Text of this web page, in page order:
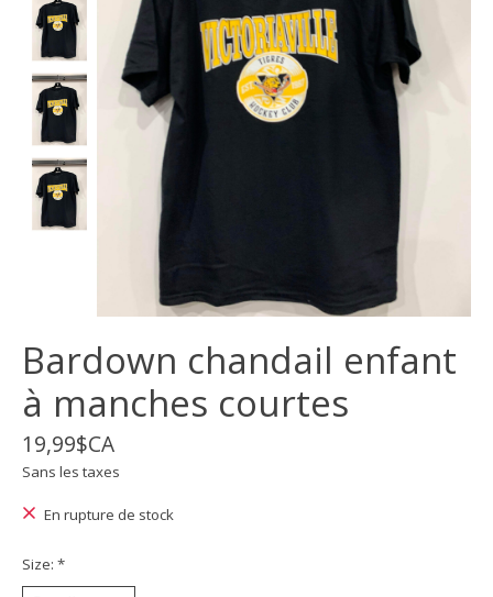
Bardown chandail enfant
à manches courtes
19,99$CA
Sans les taxes
En rupture de stock
Size: *